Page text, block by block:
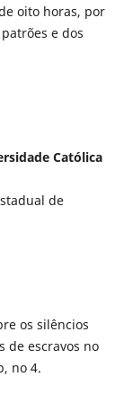
oito horas, por
e dos
Católica
de
os silêncios
de escravos no
no 4.